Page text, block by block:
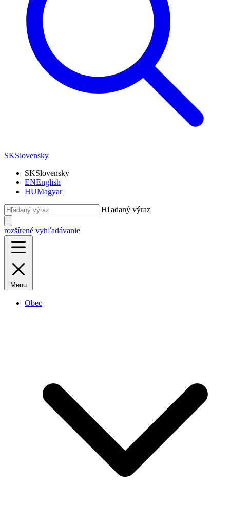
SKSlovensky
SKSlovensky
ENEnglish
HUMagyar
Hľadaný výraz
rozšírené vyhľadávanie
Menu
Obec